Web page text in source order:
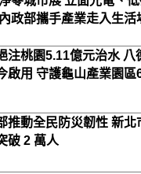
政部攜手產業走入生活
注桃園5.11億元治水 八
啟用 守護龜山產業園區
推動全民防災韌性 新北
破 2 萬人